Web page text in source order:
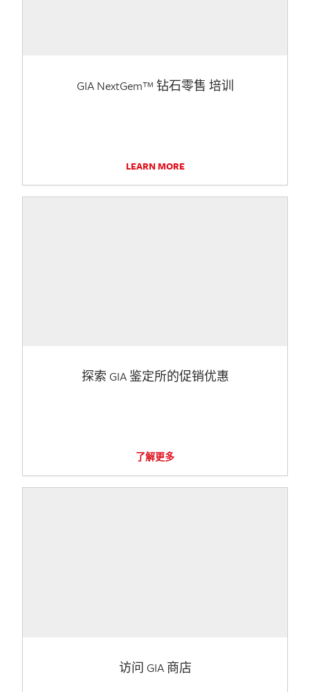
GIA NextGem™ 钻石零售 培训
LEARN MORE
探索 GIA 鉴定所的促销优惠
了解更多
访问 GIA 商店